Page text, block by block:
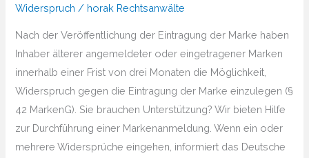
Widerspruch / horak Rechtsanwälte
Nach der Veröffentlichung der Eintragung der Marke haben
Inhaber älterer angemeldeter oder eingetragener Marken
innerhalb einer Frist von drei Monaten die Möglichkeit,
Widerspruch gegen die Eintragung der Marke einzulegen (§
42 MarkenG). Sie brauchen Unterstützung?​ Wir bieten Hilfe
zur Durchführung einer Markenanmeldung. Wenn ein oder
mehrere Widersprüche eingehen, informiert das Deutsche